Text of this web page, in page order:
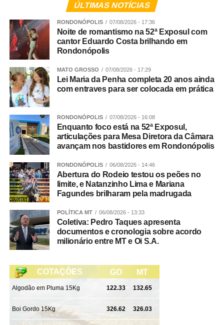
Programação 52º Exposul – quinta-feira – 06/08
6h – Ordenha Oficial do 32º Torneio Leiteiro – Pavilhão
Pedro Neves
14h – Feira do Reprodutor Nelore Bom Jesus
Tatersal / Currais Ari Torremocha
14h – Palestra: Força Tática – Segurança Rural
Pavilhão de Palestras
15h – Cruzamento – Eficiência no campo e macies na
mesa / Alexandre Zadra, Zootecnista, gerente Genex
Pavilhão de Palestras
16h – O mercado mudou, e seu boi? Waldemar Maia,
gerente de fomento Minerva Foods
Pavilhão de Palestras
17h – O que as novilhas do cedo tem de especial e quais
são as novidades de manejo reprodutivo para elas?
Alexandre Prata, gerente técnico GlobalGen.
Pavilhão de Palestras
ÚLTIMAS NOTÍCIAS
RONDONÓPOLIS 07/08/2026 - 17:36
Noite de romantismo na 52ª Exposul com
cantor Eduardo Costa brilhando em
Rondonópolis
MATO GROSSO 07/08/2026 - 17:29
Lei Maria da Penha completa 20 anos ainda
com entraves para ser colocada em prática
RONDONÓPOLIS 07/08/2026 - 16:08
Enquanto foco está na 52ª Exposul,
articulações para Mesa Diretora da Câmara
avançam nos bastidores em Rondonópolis
RONDONÓPOLIS 06/08/2026 - 14:46
Abertura do Rodeio testou os peões no
limite, e Natanzinho Lima e Mariana
Fagundes brilharam pela madrugada
POLÍTICA MT 06/08/2026 - 13:33
Coletiva: Pedro Taques apresenta
documentos e cronologia sobre acordo
milionário entre MT e Oi S.A.